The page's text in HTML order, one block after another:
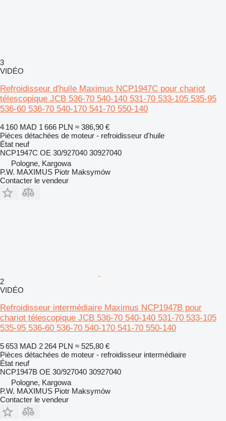
3
VIDÉO
Refroidisseur d'huile Maximus NCP1947C pour chariot
télescopique JCB 536-70 540-140 531-70 533-105 535-95
536-60 536-70 540-170 541-70 550-140
4 160 MAD 1 666 PLN ≈ 386,90 €
Pièces détachées de moteur - refroidisseur d'huile
État neuf
NCP1947C OE 30/927040 30927040
Pologne, Kargowa
P.W. MAXIMUS Piotr Maksymów
Contacter le vendeur
2
VIDÉO
Refroidisseur intermédiaire Maximus NCP1947B pour
chariot télescopique JCB 536-70 540-140 531-70 533-105
535-95 536-60 536-70 540-170 541-70 550-140
5 653 MAD 2 264 PLN ≈ 525,80 €
Pièces détachées de moteur - refroidisseur intermédiaire
État neuf
NCP1947B OE 30/927040 30927040
Pologne, Kargowa
P.W. MAXIMUS Piotr Maksymów
Contacter le vendeur